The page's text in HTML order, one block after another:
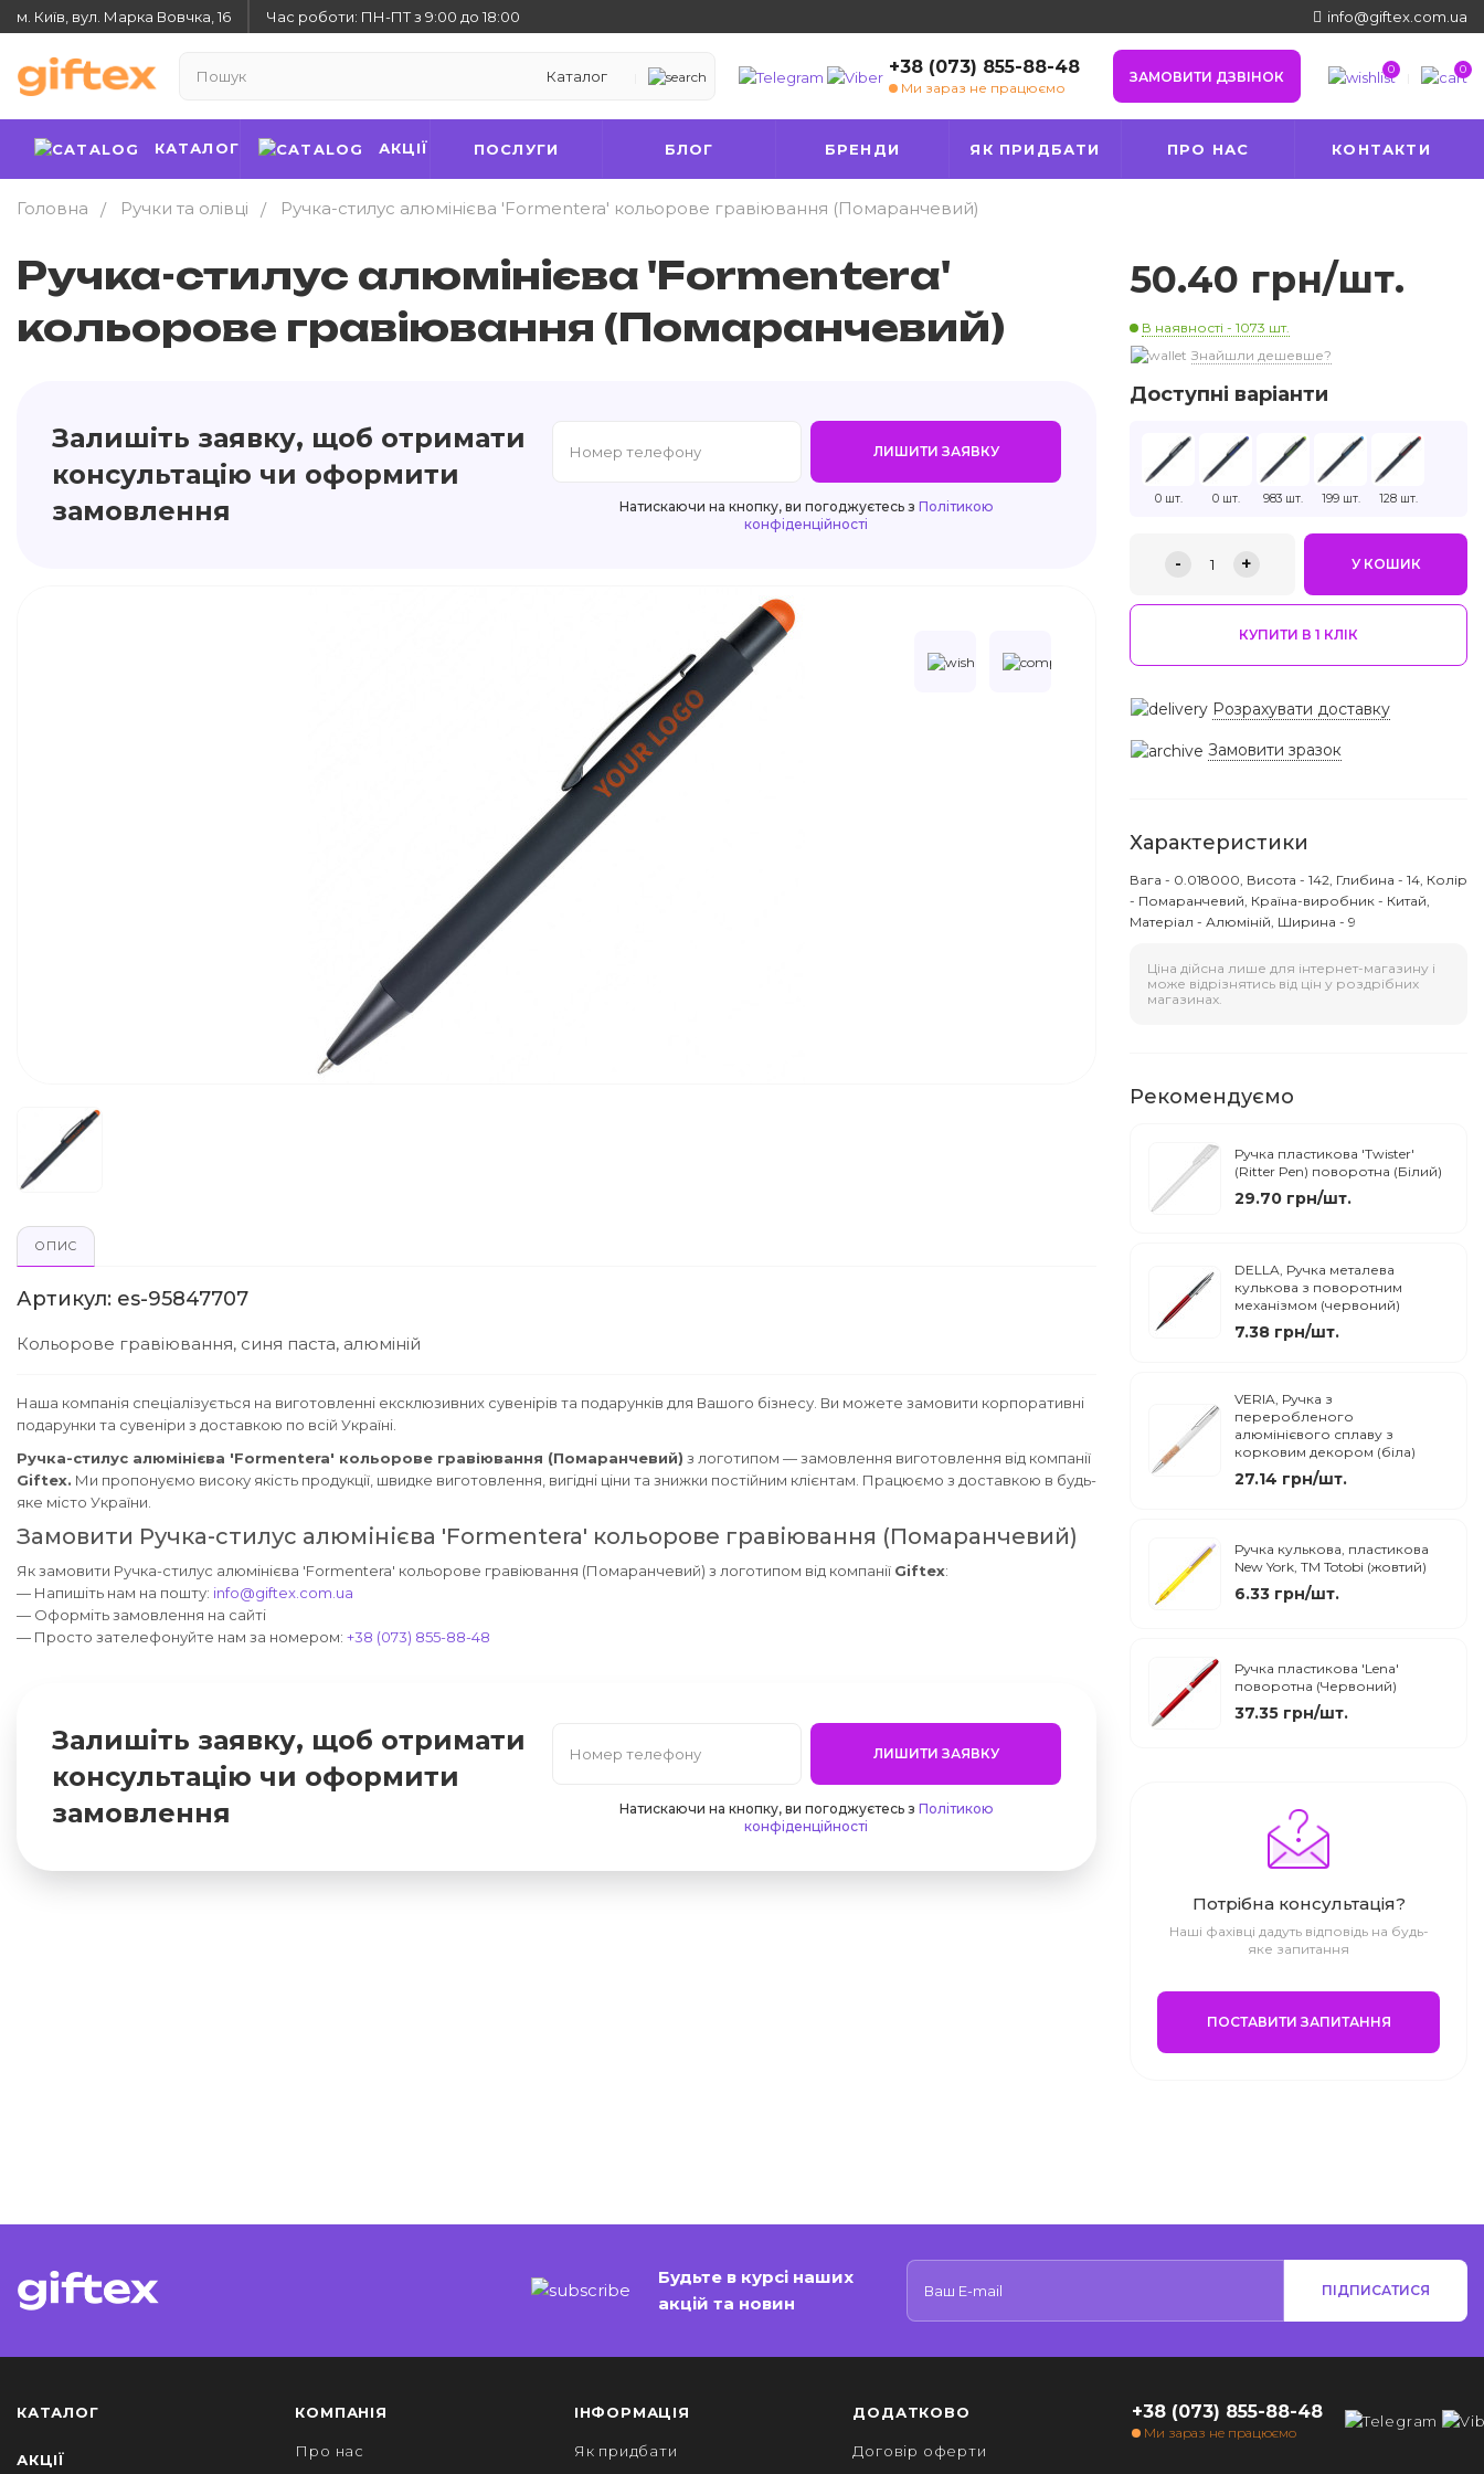
м. Київ, вул. Марка Вовчка, 16 Час роботи: ПН-ПТ з 9:00 до 18:00 info@giftex.com.ua
Каталог +38 (073) 855-88-48
Ми зараз не працюємо
ЗАМОВИТИ ДЗВІНОК 0 0
КАТАЛОГ АКЦІЇ ПОСЛУГИ БЛОГ БРЕНДИ ЯК ПРИДБАТИ ПРО НАС КОНТАКТИ
Головна Ручки та олівці Ручка-стилус алюмінієва 'Formentera' кольорове гравіювання (Помаранчевий)
Ручка-стилус алюмінієва 'Formentera'
кольорове гравіювання (Помаранчевий)
Залишіть заявку, щоб отримати
консультацію чи оформити
замовлення
ЛИШИТИ ЗАЯВКУ
Натискаючи на кнопку, ви погоджуєтесь з Політикою
конфіденційності
ОПИС
Артикул: es-95847707
Кольорове гравіювання, синя паста, алюміній
Наша компанія спеціалізується на виготовленні ексклюзивних сувенірів та подарунків для Вашого бізнесу. Ви можете замовити корпоративні
подарунки та сувеніри з доставкою по всій Україні.
Ручка-стилус алюмінієва 'Formentera' кольорове гравіювання (Помаранчевий) з логотипом — замовлення виготовлення від компанії
Giftex. Ми пропонуємо високу якість продукції, швидке виготовлення, вигідні ціни та знижки постійним клієнтам. Працюємо з доставкою в будь-
яке місто України.
Замовити Ручка-стилус алюмінієва 'Formentera' кольорове гравіювання (Помаранчевий)
Як замовити Ручка-стилус алюмінієва 'Formentera' кольорове гравіювання (Помаранчевий) з логотипом від компанії Giftex:
— Напишіть нам на пошту: info@giftex.com.ua
— Оформіть замовлення на сайті
— Просто зателефонуйте нам за номером: +38 (073) 855-88-48
Залишіть заявку, щоб отримати
консультацію чи оформити
замовлення
ЛИШИТИ ЗАЯВКУ
Натискаючи на кнопку, ви погоджуєтесь з Політикою
конфіденційності
50.40 грн/шт.
В наявності - 1073 шт.
Знайшли дешевше?
Доступні варіанти
0 шт. 0 шт. 983 шт. 199 шт. 128 шт.
- 1 + У КОШИК
КУПИТИ В 1 КЛIК
Розрахувати доставку
Замовити зразок
Характеристики
Вага - 0.018000, Висота - 142, Глибина - 14, Колір
- Помаранчевий, Країна-виробник - Китай,
Матеріал - Алюміній, Ширина - 9
Ціна дійсна лише для інтернет-магазину і
може відрізнятись від цін у роздрібних
магазинах.
Рекомендуємо
Ручка пластикова 'Twister'
(Ritter Pen) поворотна (Білий)
29.70 грн/шт.
DELLA, Ручка металева
кулькова з поворотним
механізмом (червоний)
7.38 грн/шт.
VERIA, Ручка з
переробленого
алюмінієвого сплаву з
корковим декором (біла)
27.14 грн/шт.
Ручка кулькова, пластикова
New York, ТМ Totobi (жовтий)
6.33 грн/шт.
Ручка пластикова 'Lena'
поворотна (Червоний)
37.35 грн/шт.
Потрібна консультація?
Наші фахівці дадуть відповідь на будь-
яке запитання
ПОСТАВИТИ ЗАПИТАННЯ
Будьте в курсі наших
акцій та новин
ПІДПИСАТИСЯ
КАТАЛОГ
АКЦІЇ
КОМПАНІЯ
Про нас
ІНФОРМАЦІЯ
Як придбати
ДОДАТКОВО
Договір оферти
+38 (073) 855-88-48
Ми зараз не працюємо